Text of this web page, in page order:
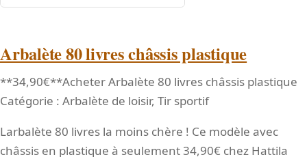
Arbalète 80 livres châssis plastique
**34,90€**Acheter Arbalète 80 livres châssis plastique
Catégorie : Arbalète de loisir, Tir sportif
Larbalète 80 livres la moins chère ! Ce modèle avec
châssis en plastique à seulement 34,90€ chez Hattila